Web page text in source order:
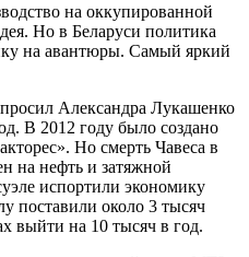
на оккупированной
Но в Беларуси политика
на авантюры. Самый яркий
Александра Лукашенко
В 2012 году было создано
Но смерть Чавеса в
на нефть и затяжной
испортили экономику
поставили около 3 тысяч
выйти на 10 тысяч в год.